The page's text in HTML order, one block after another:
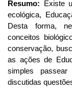
Resumo:
Existe
ecológica,
Desta forma,
conceitos
conservação,
as ações de
simples
discutidas